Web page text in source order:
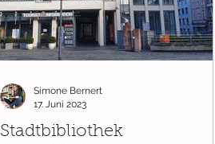
Stadtbibliothek
Simone Bernert
17. Juni 2023